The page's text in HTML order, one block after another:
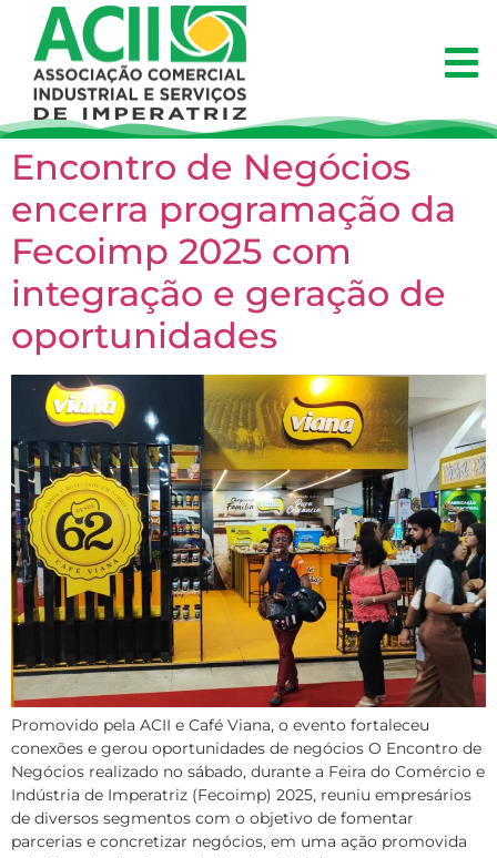
Encontro de Negócios
encerra programação da
Fecoimp 2025 com
integração e geração de
oportunidades
Promovido pela ACII e Café Viana, o evento fortaleceu
conexões e gerou oportunidades de negócios O Encontro de
Negócios realizado no sábado, durante a Feira do Comércio e
Indústria de Imperatriz (Fecoimp) 2025, reuniu empresários
de diversos segmentos com o objetivo de fomentar
parcerias e concretizar negócios, em uma ação promovida